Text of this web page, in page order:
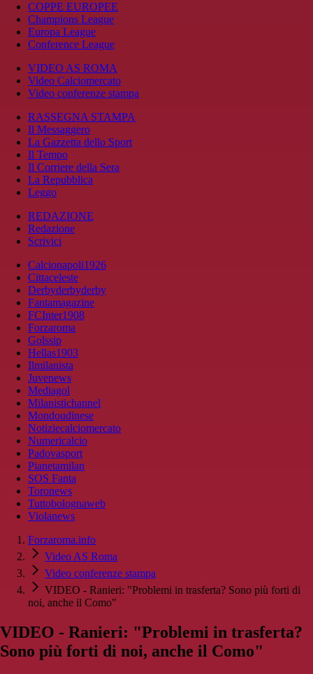
COPPE EUROPEE
Champions League
Europa League
Conference League
VIDEO AS ROMA
Video Calciomercato
Video conferenze stampa
RASSEGNA STAMPA
Il Messaggero
La Gazzetta dello Sport
Il Tempo
Il Corriere della Sera
La Repubblica
Leggo
REDAZIONE
Redazione
Scrivici
Calcionapoli1926
Cittaceleste
Derbyderbyderby
Fantamagazine
FCInter1908
Forzaroma
Golssip
Hellas1903
Ilmilanista
Juvenews
Mediagol
Milanistichannel
Mondoudinese
Notiziecalciomercato
Numericalcio
Padovasport
Pianetamilan
SOS Fanta
Toronews
Tuttobolognaweb
Violanews
Forzaroma.info
Video AS Roma
Video conferenze stampa
VIDEO - Ranieri: "Problemi in trasferta? Sono più forti di
noi, anche il Como"
VIDEO - Ranieri: "Problemi in trasferta?
Sono più forti di noi, anche il Como"